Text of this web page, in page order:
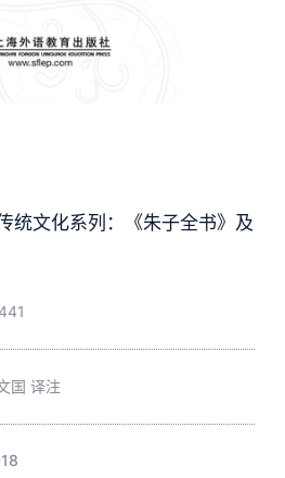
统文化系列：《朱子全书》及
国 译注